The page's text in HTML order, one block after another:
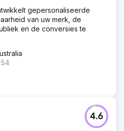
markten
groeistrategie uitgevoerd:
opgeschaald via
Spark Ads • We hebben
testpijplijn gebouwd met
• We hebben Klaviyo-
herinneringen
• We hebben
cross-sell-aanbiedingen op
gepersonaliseerde
van uw merk, de
en de conversies te
4.6